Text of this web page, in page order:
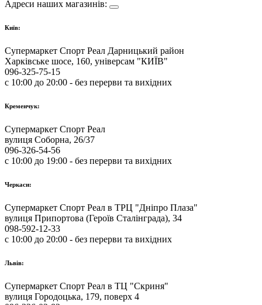
Адреси наших магазинів:
Київ:
Супермаркет Спорт Реал Дарницький район
Харківське шосе, 160, універсам "КИЇВ"
096-325-75-15
с 10:00 до 20:00 - без перерви та вихідних
Кременчук:
Супермаркет Спорт Реал
вулиця Соборна, 26/37
096-326-54-56
с 10:00 до 19:00 - без перерви та вихідних
Черкаси:
Супермаркет Спорт Реал в ТРЦ "Дніпро Плаза"
вулиця Припортова (Героїв Сталінграда), 34
098-592-12-33
с 10:00 до 20:00 - без перерви та вихідних
Львів:
Супермаркет Спорт Реал в ТЦ "Скриня"
вулиця Городоцька, 179, поверх 4